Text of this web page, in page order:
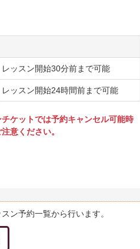
レッスン開始30分前まで可能
レッスン開始24時間前まで可能
ケットでは予約キャンセル可能時
意ください。
ン予約一覧から行います。